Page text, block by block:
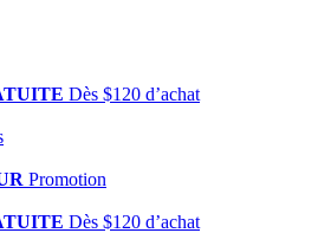
Dès $120 d’achat
Promotion
Dès $120 d’achat